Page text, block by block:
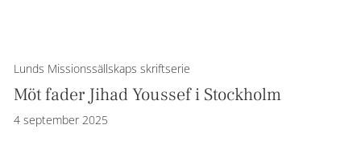
Lunds Missionssällskaps skriftserie
Möt fader Jihad Youssef i Stockholm
4 september 2025